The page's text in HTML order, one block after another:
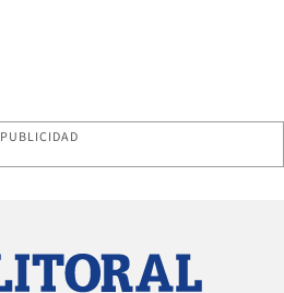
PUBLICIDAD